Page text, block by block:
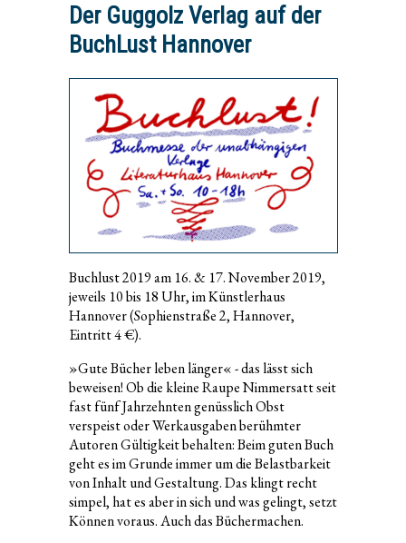
Der Guggolz Verlag auf der
BuchLust Hannover
Buchlust 2019 am 16. & 17. November 2019,
jeweils 10 bis 18 Uhr, im Künstlerhaus
Hannover (Sophienstraße 2, Hannover,
Eintritt 4 €).
»Gute Bücher leben länger« - das lässt sich
beweisen! Ob die kleine Raupe Nimmersatt seit
fast fünf Jahrzehnten genüsslich Obst
verspeist oder Werkausgaben berühmter
Autoren Gültigkeit behalten: Beim guten Buch
geht es im Grunde immer um die Belastbarkeit
von Inhalt und Gestaltung. Das klingt recht
simpel, hat es aber in sich und was gelingt, setzt
Können voraus. Auch das Büchermachen.